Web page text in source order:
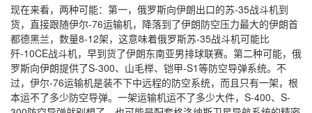
现在来看，两种可能：第一，俄罗斯向伊朗出口的苏-35战斗机到
货，直接跟随伊尔-76运输机，降落到了伊朗防空压力最大的伊朗首
都德黑兰，数量8-12架，这意味着俄罗斯苏-35战斗机可能比
歼-10CE战斗机，早到货了伊朗东南亚男排球联赛。第二种可能，俄
罗斯向伊朗提供了S-300、山毛榉、铠甲-S1等防空导弹系统。不
过，伊尔-76运输机是装不下中远程的防空系统，而且只有一架，根
本运不了多少防空导弹。一架运输机运不了多少大件，S-400、S-